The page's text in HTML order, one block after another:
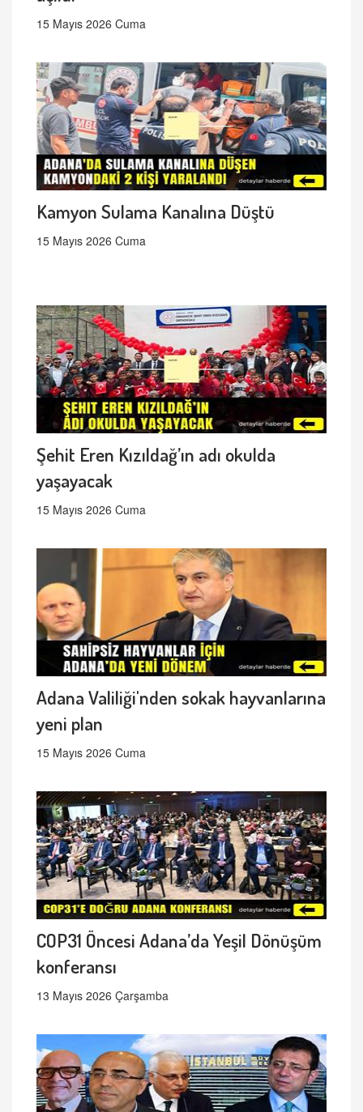
15 Mayıs 2026 Cuma
Kamyon Sulama Kanalına Düştü
15 Mayıs 2026 Cuma
Şehit Eren Kızıldağ’ın adı okulda
yaşayacak
15 Mayıs 2026 Cuma
Adana Valiliği'nden sokak hayvanlarına
yeni plan
15 Mayıs 2026 Cuma
COP31 Öncesi Adana’da Yeşil Dönüşüm
konferansı
13 Mayıs 2026 Çarşamba